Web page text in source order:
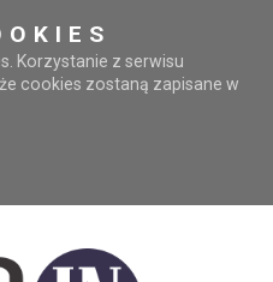
Korzystanie z serwisu
cookies zostaną zapisane w